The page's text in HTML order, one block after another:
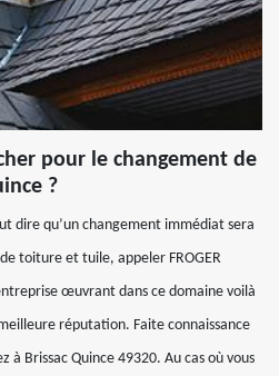
pour le changement de
?
dire qu’un changement immédiat sera
toiture et tuile, appeler FROGER
œuvrant dans ce domaine voilà
réputation. Faite connaissance
à Brissac Quince 49320. Au cas où vous